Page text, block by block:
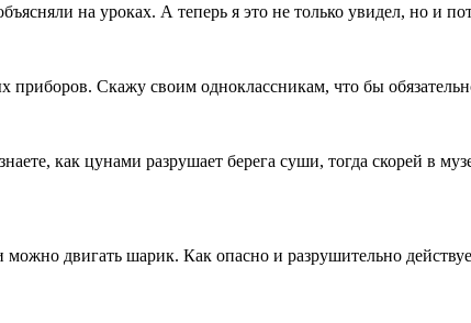
на уроках. А теперь я это не только увидел, но и
приборов. Скажу своим одноклассникам, что бы
как цунами разрушает берега суши, тогда скорей в
двигать шарик. Как опасно и разрушительно